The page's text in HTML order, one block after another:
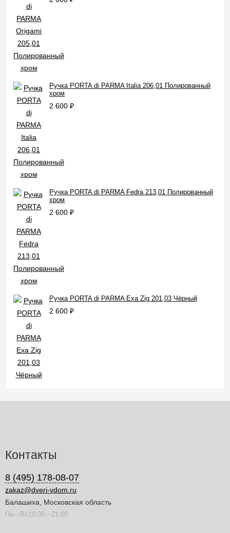
Ручка PORTA di PARMA Italia 206,01 Полированный
хром
2 600 ₽
Ручка PORTA di PARMA Fedra 213,01 Полированный
хром
2 600 ₽
Ручка PORTA di PARMA Exa Zig 201,03 Чёрный
2 600 ₽
Контакты
8 (495) 178-08-07
zakaz@dveri-vdom.ru
Балашиха, Московская область
Пн—Вс10:00—21:00